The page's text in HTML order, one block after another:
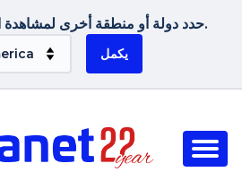
حدد دولة أو منطقة أخرى لمشاهدة المنتجات الخاصة بموقعك.
يكمل